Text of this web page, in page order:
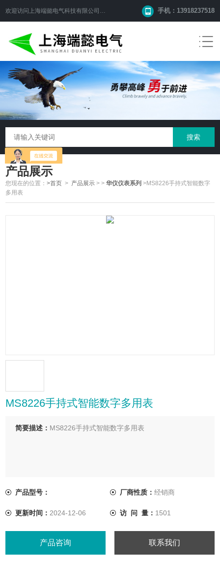
欢迎访问 上海端懿电气科技有限公司 网站！ 手机：13918237518
产品展示
您现在的位置：>首页 > 产品展示 >>华仪仪表系列 >MS8226手持式智能数字
多用表
MS8226手持式智能数字多用表
简要描述： MS8226手持式智能数字多用表
产品型号： 厂商性质： 经销商
更新时间： 2024-12-06 访 问 量： 1501
产品咨询 联系我们